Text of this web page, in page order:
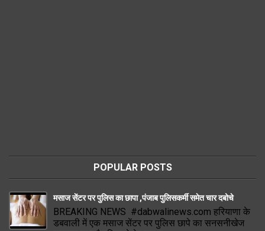
POPULAR POSTS
मसाज सेंटर पर पुलिस का छापा ,पंजाब पुलिसकर्मी समेत चार दबोचे
BREAKING NEWS #dabwalinews.com हरियाणा के
डबवाली में एक मसाज सेंटर पर पुलिस छापे का सनसनीखेज